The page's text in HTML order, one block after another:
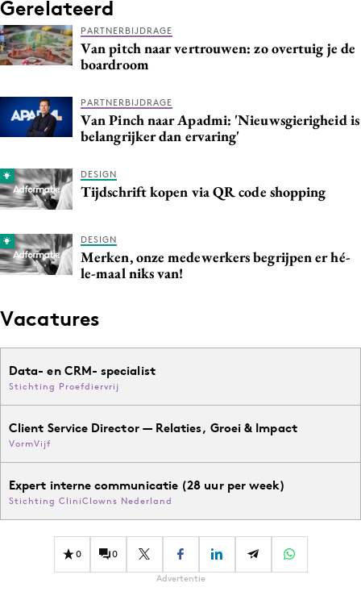
Gerelateerd
PARTNERBIJDRAGE
Van pitch naar vertrouwen: zo overtuig je de
boardroom
PARTNERBIJDRAGE
Van Pinch naar Apadmi: 'Nieuwsgierigheid is
belangrijker dan ervaring'
DESIGN
Tijdschrift kopen via QR code shopping
DESIGN
Merken, onze medewerkers begrijpen er hé-
le-maal niks van!
Vacatures
Data- en CRM- specialist
Stichting Proefdiervrij
Client Service Director — Relaties, Groei & Impact
VormVijf
Expert interne communicatie (28 uur per week)
Stichting CliniClowns Nederland
0 0
Advertentie